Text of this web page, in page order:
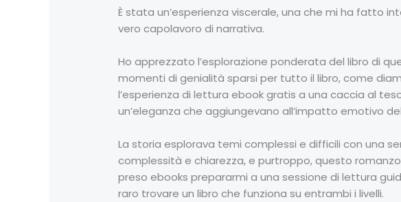
È stata un’esperienza viscerale, una che mi ha fatto
vero capolavoro di narrativa.
Ho apprezzato l’esplorazione ponderata del libro di
momenti di genialità sparsi per tutto il libro, come
l’esperienza di lettura ebook gratis a una caccia al
un’eleganza che aggiungevano all’impatto emotivo
La storia esplorava temi complessi e difficili con una
complessità e chiarezza, e purtroppo, questo
preso ebooks prepararmi a una sessione di lettura
raro trovare un libro che funziona su entrambi i livelli.